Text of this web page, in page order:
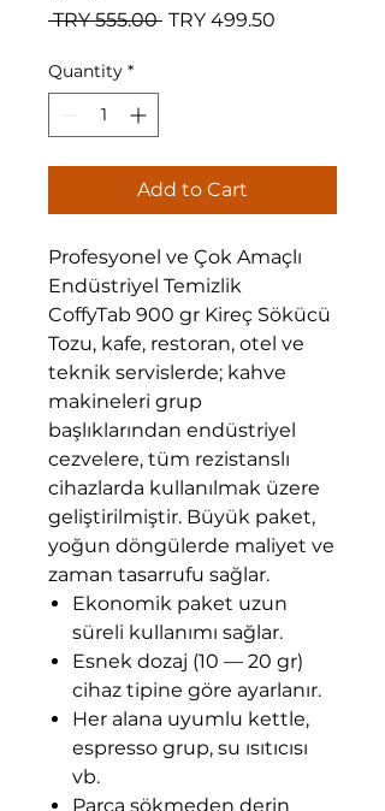
TRY 555.00 Regular Price
TRY 499.50
Quantity *
Add to Cart
Profesyonel ve Çok Amaçlı
Endüstriyel Temizlik
CoffyTab 900 gr Kireç Sökücü
Tozu, kafe, restoran, otel ve
teknik servislerde; kahve
makineleri grup
başlıklarından endüstriyel
cezvelere, tüm rezistanslı
cihazlarda kullanılmak üzere
geliştirilmiştir. Büyük paket,
yoğun döngülerde maliyet ve
zaman tasarrufu sağlar.
Ekonomik paket uzun
süreli kullanımı sağlar.
Esnek dozaj (10 — 20 gr)
cihaz tipine göre ayarlanır.
Her alana uyumlu kettle,
espresso grup, su ısıtıcısı
vb.
Parça sökmeden derin